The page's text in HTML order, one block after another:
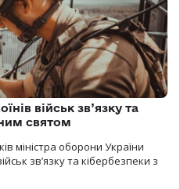
військ зв’язку та
святом
міністра оборони України
зв’язку та кібербезпеки з